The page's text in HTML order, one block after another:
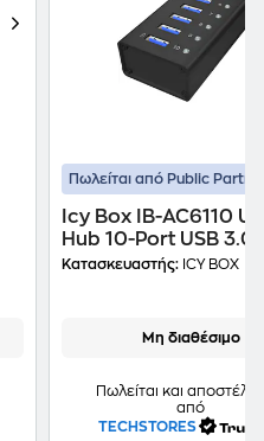
Πωλείται από Public
Icy Box IB-AC6110
Hub 10-Port USB 3.0
συμβατό με USB-A
Κατασκευαστής: ICY BOX
Μη διαθέσιμο
Πωλείται και
από
TECHSTORES